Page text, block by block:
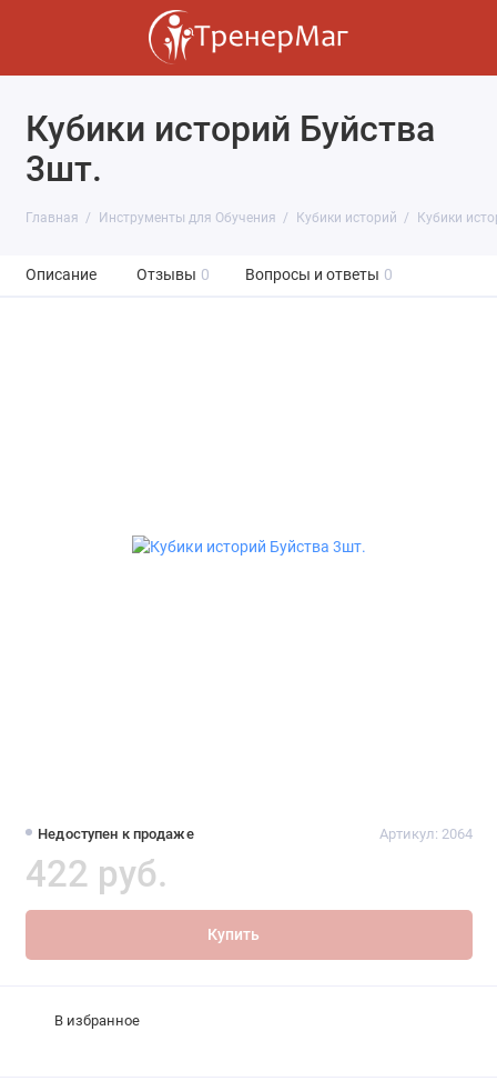
Кубики историй Буйства
3шт.
Главная Инструменты для Обучения Кубики историй Кубики
Описание Отзывы 0 Вопросы и ответы 0
Недоступен к продаже Артикул: 2064
422 руб.
Купить
В избранное